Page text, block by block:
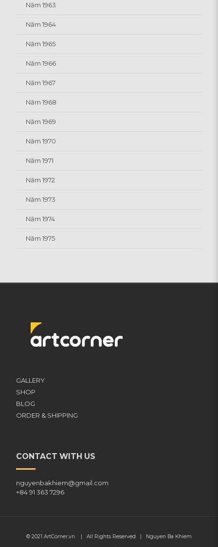
Năm 1963
Năm 1964
Năm 1965
Năm 1966
Năm 1967
Năm 1968
Năm 1969
Năm 1970
Năm 1971
Năm 1972
Năm 1973
Năm 1974
Năm 1975
GALLERY
SHOP
BLOG
ORDER & SHIPPING
CONTACT WITH US
nguyenbakhiem@gmail.com
+84 91 363 7296
© 2021 ArtCorner.vn | All Rights Reserved | Nguyen Ba Khiem